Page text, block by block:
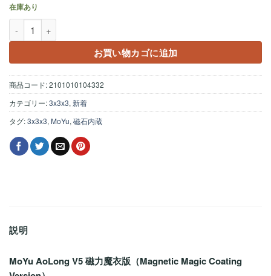
在庫あり
お買い物カゴに追加
商品コード:2101010104332
カテゴリー:3x3x3, 新着
タグ:3x3x3, MoYu, 磁石内蔵
説明
MoYu AoLong V5 磁力魔衣版（Magnetic Magic Coating